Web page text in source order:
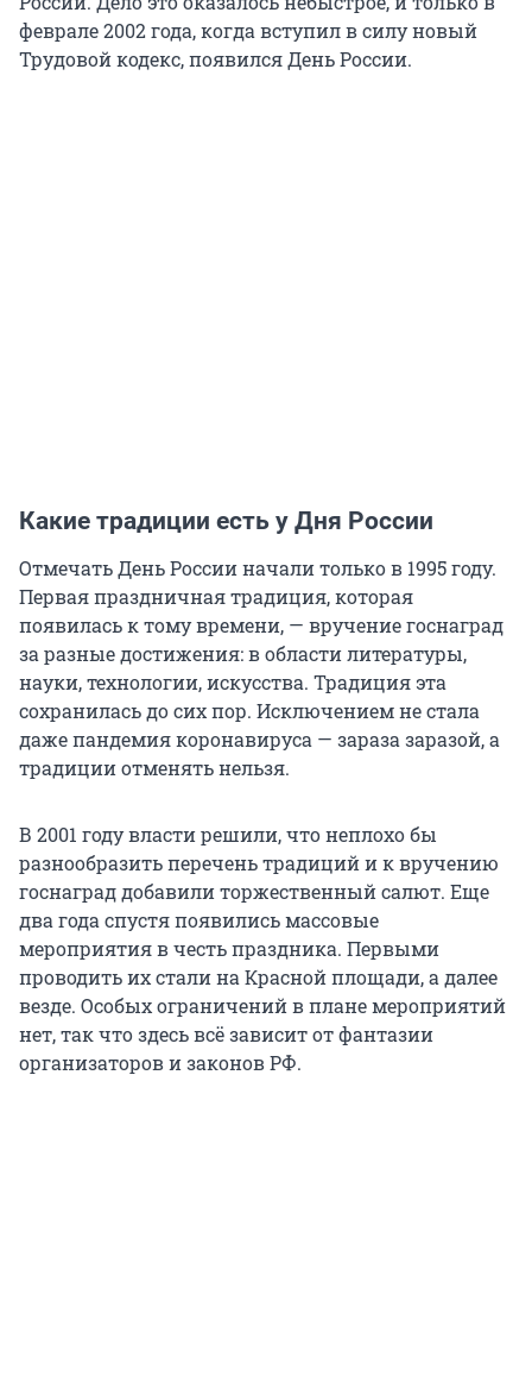
феврале 2002 года, когда вступил в силу новый
Трудовой кодекс, появился День России.
Какие традиции есть у Дня России
Отмечать День России начали только в 1995 году.
Первая праздничная традиция, которая
появилась к тому времени, — вручение госнаград
за разные достижения: в области литературы,
науки, технологии, искусства. Традиция эта
сохранилась до сих пор. Исключением не стала
даже пандемия коронавируса — зараза заразой, а
традиции отменять нельзя.
В 2001 году власти решили, что неплохо бы
разнообразить перечень традиций и к вручению
госнаград добавили торжественный салют. Еще
два года спустя появились массовые
мероприятия в честь праздника. Первыми
проводить их стали на Красной площади, а далее
везде. Особых ограничений в плане мероприятий
нет, так что здесь всё зависит от фантазии
организаторов и законов РФ.